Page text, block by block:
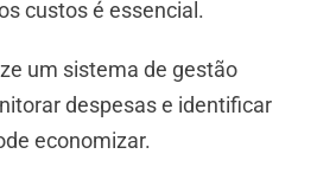
custos é essencial.
um sistema de gestão
despesas e identificar
economizar.